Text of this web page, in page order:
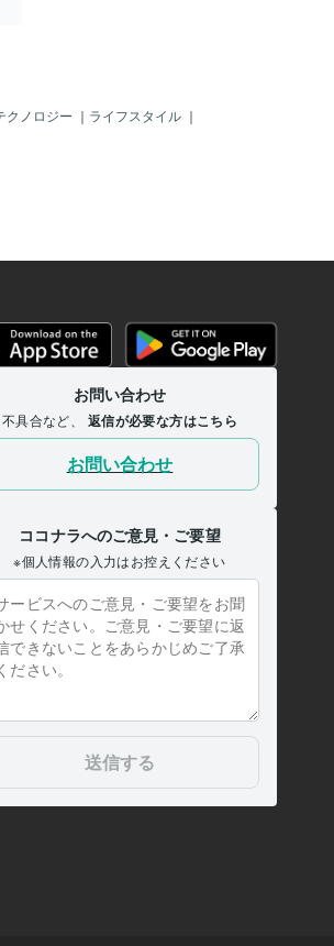
クノロジー ｜ ライフスタイル ｜